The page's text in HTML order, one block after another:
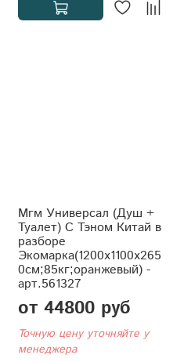
Мгм Универсал (Душ +
Туалет) С Тэном Китай в
разборе
Экомарка(1200x1100x265
0см;85кг;оранжевый) -
арт.561327
от 44800 руб
Точную цену уточняйте у
менеджера